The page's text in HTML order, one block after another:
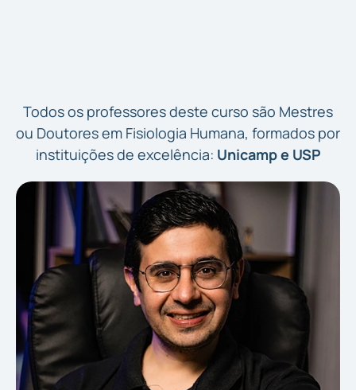
Todos os professores deste curso são Mestres
ou Doutores em Fisiologia Humana, formados por
instituições de excelência: Unicamp e USP